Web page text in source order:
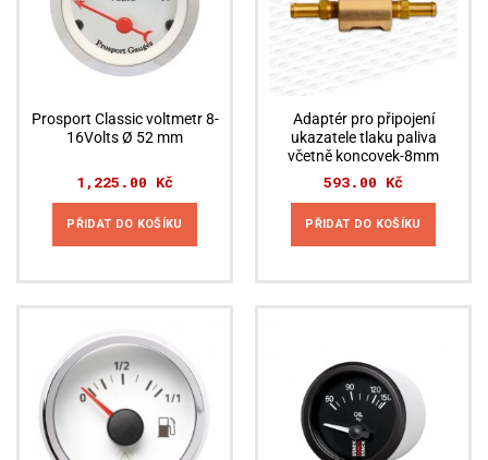
Prosport Classic voltmetr 8-
16Volts Ø 52 mm
1,225.00 Kč
PŘIDAT DO KOŠÍKU
Adaptér pro připojení
ukazatele tlaku paliva
včetně koncovek-8mm
593.00 Kč
PŘIDAT DO KOŠÍKU